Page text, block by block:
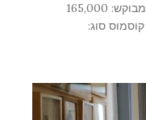
אתונה בלעדיות לאורבניקוס מחיר מבוקש: 165,000
סוג: